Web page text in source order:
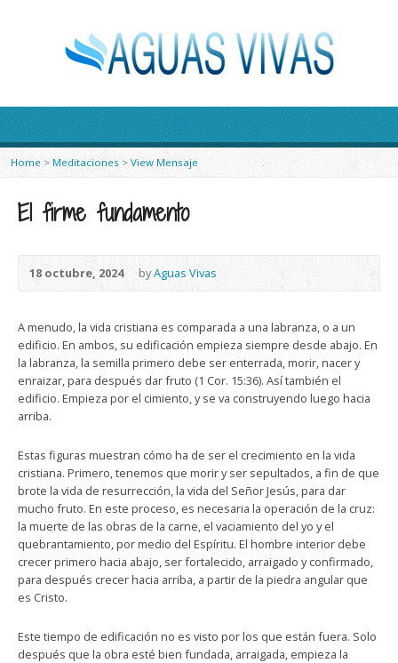
Home > Meditaciones> View Mensaje
El firme fundamento
18 octubre, 2024 byAguas Vivas
A menudo, la vida cristiana es comparada a una labranza, o a un
edificio. En ambos, su edificación empieza siempre desde abajo. En
la labranza, la semilla primero debe ser enterrada, morir, nacer y
enraizar, para después dar fruto (1 Cor. 15:36). Así también el
edificio. Empieza por el cimiento, y se va construyendo luego hacia
arriba.
Estas figuras muestran cómo ha de ser el crecimiento en la vida
cristiana. Primero, tenemos que morir y ser sepultados, a fin de que
brote la vida de resurrección, la vida del Señor Jesús, para dar
mucho fruto. En este proceso, es necesaria la operación de la cruz:
la muerte de las obras de la carne, el vaciamiento del yo y el
quebrantamiento, por medio del Espíritu. El hombre interior debe
crecer primero hacia abajo, ser fortalecido, arraigado y confirmado,
para después crecer hacia arriba, a partir de la piedra angular que
es Cristo.
Este tiempo de edificación no es visto por los que están fuera. Solo
después que la obra esté bien fundada, arraigada, empieza la